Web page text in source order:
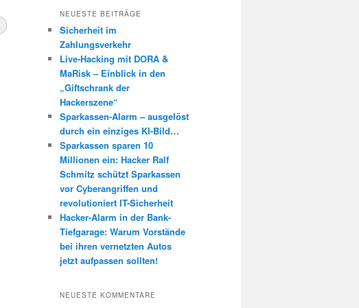
h
n
NEUESTE BEITRÄGE
Sicherheit im
Zahlungsverkehr
Live-Hacking mit DORA &
MaRisk – Einblick in den
„Giftschrank der
Hackerszene“
Sparkassen-Alarm – ausgelöst
durch ein einziges KI-Bild…
Sparkassen sparen 10
Millionen ein: Hacker Ralf
Schmitz schützt Sparkassen
vor Cyberangriffen und
revolutioniert IT-Sicherheit
Hacker-Alarm in der Bank-
Tiefgarage: Warum Vorstände
bei ihren vernetzten Autos
jetzt aufpassen sollten!
NEUESTE KOMMENTARE